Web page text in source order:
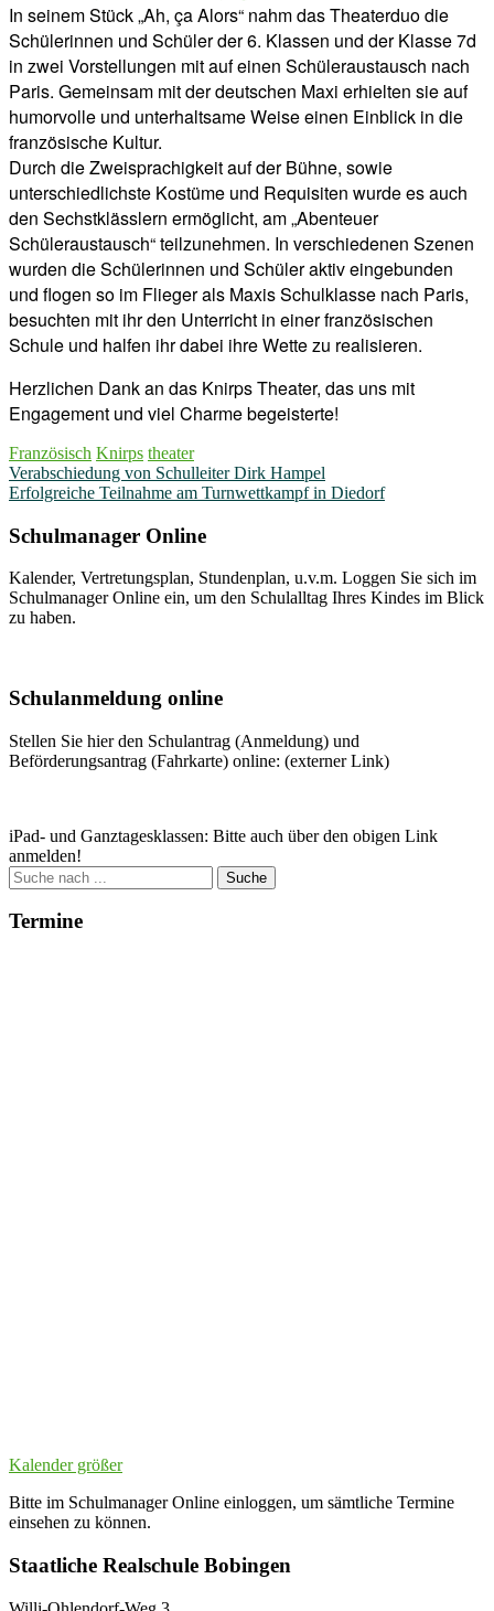
In seinem Stück „Ah, ça Alors“ nahm das Theaterduo die
Schülerinnen und Schüler der 6. Klassen und der Klasse 7d
in zwei Vorstellungen mit auf einen Schüleraustausch nach
Paris. Gemeinsam mit der deutschen Maxi erhielten sie auf
humorvolle und unterhaltsame Weise einen Einblick in die
französische Kultur.
Durch die Zweisprachigkeit auf der Bühne, sowie
unterschiedlichste Kostüme und Requisiten wurde es auch
den Sechstklässlern ermöglicht, am „Abenteuer
Schüleraustausch“ teilzunehmen. In verschiedenen Szenen
wurden die Schülerinnen und Schüler aktiv eingebunden
und flogen so im Flieger als Maxis Schulklasse nach Paris,
besuchten mit ihr den Unterricht in einer französischen
Schule und halfen ihr dabei ihre Wette zu realisieren.
Herzlichen Dank an das Knirps Theater, das uns mit
Engagement und viel Charme begeisterte!
Französisch Knirps theater
Beitragsnavigation
Verabschiedung von Schulleiter Dirk Hampel
Erfolgreiche Teilnahme am Turnwettkampf in Diedorf
Schulmanager Online
Kalender, Vertretungsplan, Stundenplan, u.v.m. Loggen Sie sich im
Schulmanager Online ein, um den Schulalltag Ihres Kindes im Blick
zu haben.
Schulanmeldung online
Stellen Sie hier den Schulantrag (Anmeldung) und
Beförderungsantrag (Fahrkarte) online: (externer Link)
iPad- und Ganztagesklassen: Bitte auch über den obigen Link
anmelden!
Suche
nach:
Termine
Kalender größer
Bitte im Schulmanager Online einloggen, um sämtliche Termine
einsehen zu können.
Staatliche Realschule Bobingen